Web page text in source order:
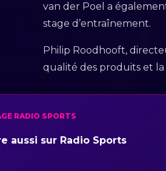
van der Poel a
stage d’entraînement.
Philip Roodhooft,
qualité des produits et
RADIO SPORTS
aussi sur Radio Sports